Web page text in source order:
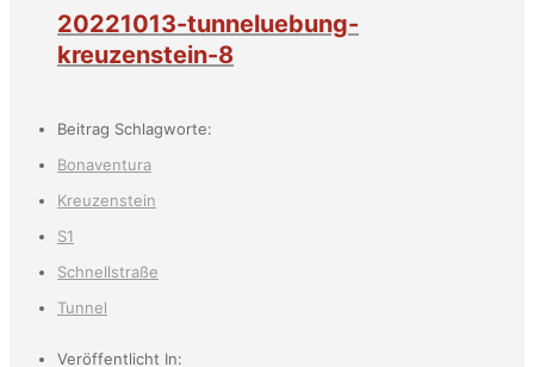
20221013-tunneluebung-
kreuzenstein-8
Beitrag Schlagworte:
Bonaventura
Kreuzenstein
S1
Schnellstraße
Tunnel
Veröffentlicht In: